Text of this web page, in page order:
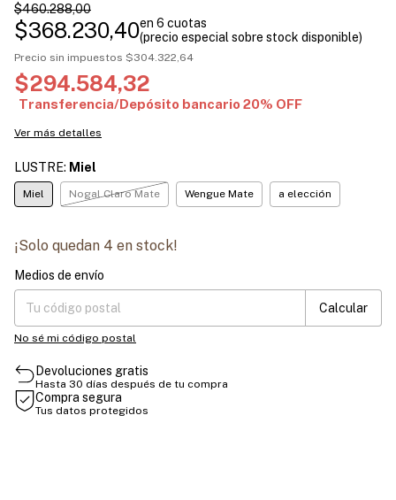
$460.288,00
$368.230,40
Precio sin impuestos $304.322,64
$294.584,32
Ver más detalles
LUSTRE: Miel
Miel Nogal Claro Mate Wengue Mate a elección
¡Solo quedan 4 en stock!
Entregas para el CP:
Medios de envío
Calcular
No sé mi código postal
Devoluciones gratis
Hasta 30 días después de tu compra
Compra segura
Tus datos protegidos